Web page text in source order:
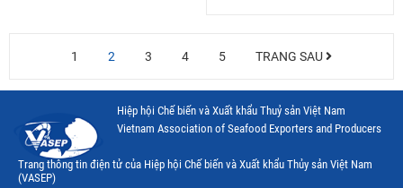
1 2 3 4 5 TRANG SAU
Hiệp hội Chế biến và Xuất khẩu Thuỷ sản Việt Nam
Vietnam Association of Seafood Exporters and Producers
Trang thông tin điện tử của Hiệp hội Chế biến và Xuất khẩu Thủy sản Việt Nam
(VASEP)